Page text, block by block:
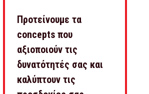
Προτείνουμε τα
concepts που
αξιοποιούν τις
δυνατότητές σας και
καλύπτουν τις